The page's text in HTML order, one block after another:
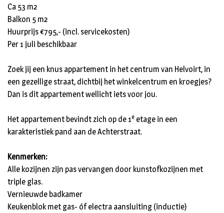
Ca 53 m2
Balkon 5 m2
Huurprijs €795,- (incl. servicekosten)
Per 1 juli beschikbaar
Zoek jij een knus appartement in het centrum van Helvoirt, in
een gezellige straat, dichtbij het winkelcentrum en kroegjes?
Dan is dit appartement wellicht iets voor jou.
Het appartement bevindt zich op de 1e etage in een
karakteristiek pand aan de Achterstraat.
Kenmerken:
Alle kozijnen zijn pas vervangen door kunstofkozijnen met
triple glas.
Vernieuwde badkamer
Keukenblok met gas- óf electra aansluiting (inductie)